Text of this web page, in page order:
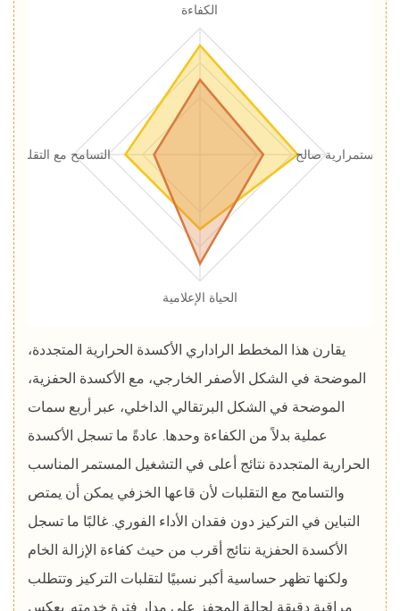
الكفاءة
الاستمرارية صالح
الحياة الإعلامية
التسامح مع التقلبات
يقارن هذا المخطط الراداري الأكسدة الحرارية المتجددة،
الموضحة في الشكل الأصفر الخارجي، مع الأكسدة الحفزية،
الموضحة في الشكل البرتقالي الداخلي، عبر أربع سمات
عملية بدلاً من الكفاءة وحدها. عادةً ما تسجل الأكسدة
الحرارية المتجددة نتائج أعلى في التشغيل المستمر المناسب
والتسامح مع التقلبات لأن قاعها الخزفي يمكن أن يمتص
التباين في التركيز دون فقدان الأداء الفوري. غالبًا ما تسجل
الأكسدة الحفزية نتائج أقرب من حيث كفاءة الإزالة الخام
ولكنها تظهر حساسية أكبر نسبيًا لتقلبات التركيز وتتطلب
مراقبة دقيقة لحالة المحفز على مدار فترة خدمته. يعكس